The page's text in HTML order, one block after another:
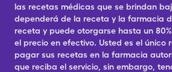
las recetas médicas que se brindan
dependerá de la receta y la farmacia
receta y puede otorgarse hasta un
el precio en efectivo. Usted es el único
pagar sus recetas en la farmacia
que reciba el servicio, sin embargo,